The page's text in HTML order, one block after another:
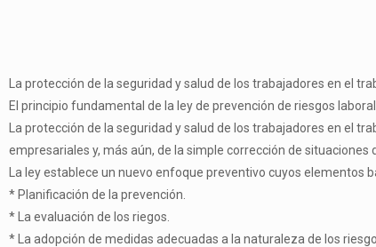
La protección de la seguridad y salud de los trabajadores en el
El principio fundamental de la ley de prevención de riesgos
La protección de la seguridad y salud de los trabajadores en el
empresariales y, más aún, de la simple corrección de situaciones
La ley establece un nuevo enfoque preventivo cuyos elementos
* Planificación de la prevención.
* La evaluación de los riegos.
* La adopción de medidas adecuadas a la naturaleza de los